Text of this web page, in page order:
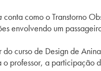
conta como o Transtorno
envolvendo um
curso de Design de
o professor, a participação